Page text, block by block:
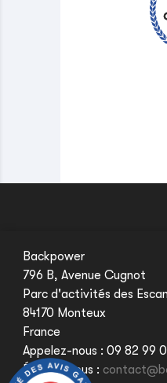
Backpower
796 B, Avenue Cugnot
Parc d'activités des
84170 Monteux
France
Appelez-nous :09 82 99
Écrivez-nous :